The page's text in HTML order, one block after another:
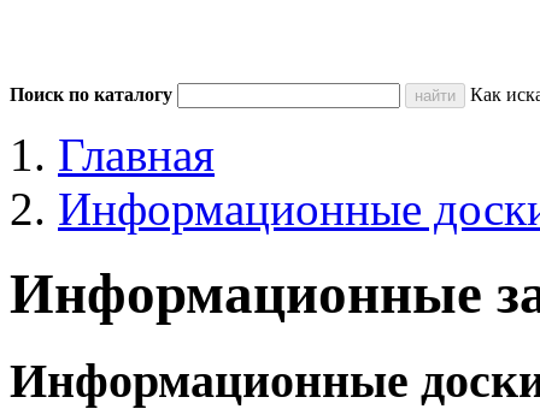
Поиск по каталогу Как
Главная
Информационные
Информационные
Информационные